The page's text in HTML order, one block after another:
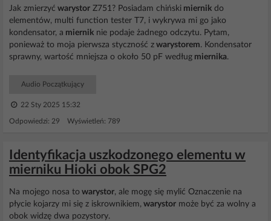
Jak zmierzyć warystor Z751? Posiadam chiński miernik do
elementów, multi function tester T7, i wykrywa mi go jako
kondensator, a miernik nie podaje żadnego odczytu. Pytam,
ponieważ to moja pierwsza styczność z warystorem. Kondensator
sprawny, wartość mniejsza o około 50 pF według miernika.
Audio Początkujący
22 Sty 2025 15:32
Odpowiedzi: 29 Wyświetleń: 789
Identyfikacja uszkodzonego elementu w
mierniku Hioki obok SPG2
Na mojego nosa to warystor, ale mogę się mylić Oznaczenie na
płycie kojarzy mi się z iskrownikiem, warystor może być za wolny a
obok widzę dwa pozystory.